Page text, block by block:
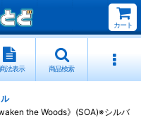
カート
法表示 商品検索
the Woods》(SOA)※シルバ